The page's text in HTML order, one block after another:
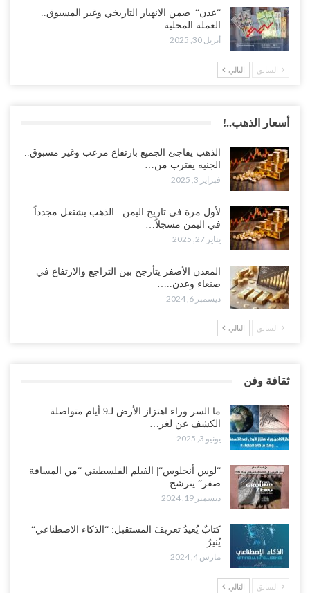
“عدن“| ضمن الانهيار التاريخي وغير المسبوق..
العملة المحلية…
أبريل 30, 2025
السابق التالي
أسعار الذهب..!
الذهب يفاجئ الجميع بارتفاع مرعب وغير مسبوق..
الجنيه يقترب من…
فبراير 3, 2025
لأول مرة في تاريخ اليمن.. الذهب يشتعل مجدداً
في اليمن مسجلاً…
يناير 27, 2025
المعدن الأصفر يتأرجح بين التراجع والارتفاع في
صنعاء وعدن..…
ديسمبر 6, 2024
السابق التالي
ثقافة وفن
ما السر وراء اهتزاز الأرض لـ9 أيام متواصلة..
الكشف عن لغز…
يونيو 3, 2025
“لوس أنجلوس“| الفيلم الفلسطيني “من المسافة
صفر” يترشح…
ديسمبر 19, 2024
كتابٌ يُعيدُ تعريفَ المستقبل: “الذكاء الاصطناعي“
يُنيرُ…
مارس 4, 2024
السابق التالي